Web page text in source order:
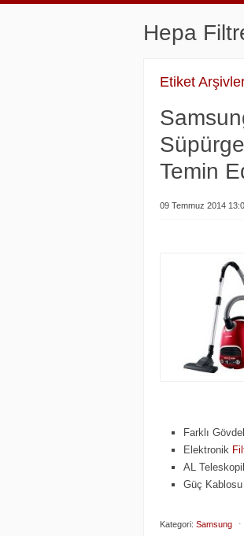
Hepa
Etiket
Temin
09 Temmuz 2014
Farklı
Elektronik
AL
Güç
Kategori: Samsung ⋅